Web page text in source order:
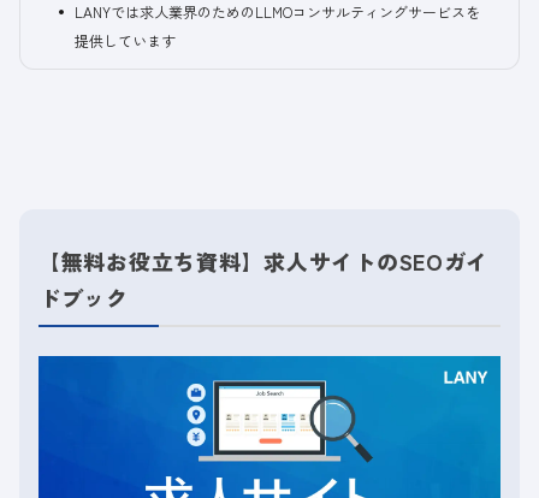
LANYでは求人業界のためのLLMOコンサルティングサービスを
提供しています
【無料お役立ち資料】求人サイトのSEOガイ
ドブック